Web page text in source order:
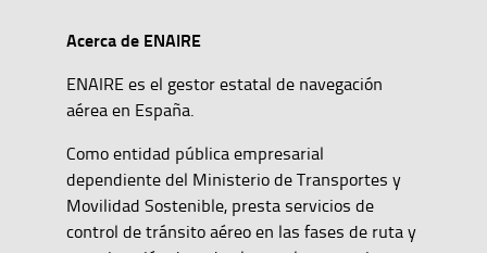
Acerca de ENAIRE
ENAIRE es el gestor estatal de navegación
aérea en España.
Como entidad pública empresarial
dependiente del Ministerio de Transportes y
Movilidad Sostenible, presta servicios de
control de tránsito aéreo en las fases de ruta y